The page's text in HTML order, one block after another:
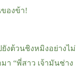
องข้า!
งต้วนชิงหมิงอย่างไม่
“พี่สาว เจ้ามันช่าง